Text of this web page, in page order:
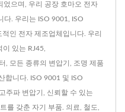
었으며, 우리 공장 호마오 전자
다. 우리는 ISO 9001, ISO
인 전자 제조업체입니다. 우리
있는 RJ45,
, 모든 종류의 변압기, 조명 제품
합니다. ISO 9001 및 ISO
주파 변압기, 신뢰할 수 있는
를 갖춘 자기 부품. 의료, 철도,